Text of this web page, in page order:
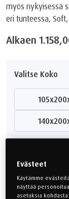
myös nykyisessä
eri tunteessa,
Alkaen
Valitse Koko
Valitse tunne
Evästeet
Käytämme
näyttää
asetuksia kohdasta